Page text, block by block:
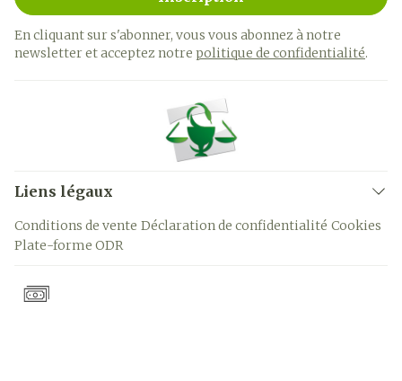
En cliquant sur s'abonner, vous vous abonnez à notre
newsletter et acceptez notre politique de confidentialité.
Liens légaux
Conditions de vente Déclaration de confidentialité Cookies
Plate-forme ODR